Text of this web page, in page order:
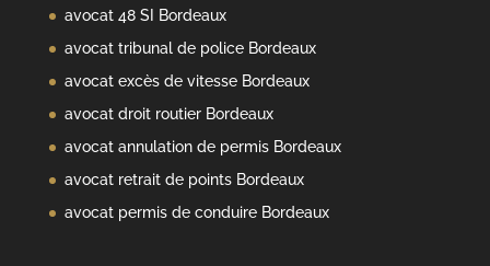
avocat 48 SI Bordeaux
avocat tribunal de police Bordeaux
avocat excès de vitesse Bordeaux
avocat droit routier Bordeaux
avocat annulation de permis Bordeaux
avocat retrait de points Bordeaux
avocat permis de conduire Bordeaux